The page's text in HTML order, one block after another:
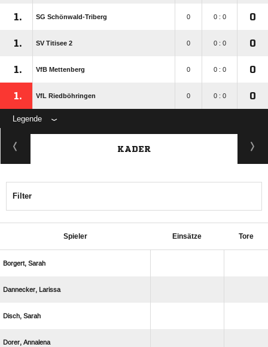
1. SG Schönwald-Triberg 0 0 : 0 0
1. SV Titisee 2 0 0 : 0 0
1. VfB Mettenberg 0 0 : 0 0
1. VfL Riedböhringen 0 0 : 0 0
Legende
KADER
Filter
Spieler Einsätze Tore
 
 
 
 